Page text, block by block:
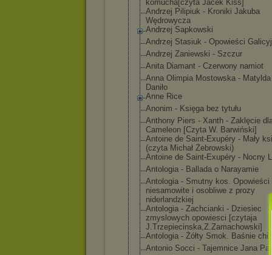
komucha[czyta Jacek Kiss]
Andrzej Pilipiuk - Kroniki Jakuba
Wędrowycza
Andrzej Sapkowski
Andrzej Stasiuk - Opowieści
Andrzej Zaniewski - Szczur
Anita Diamant - Czerwony namiot
Anna Olimpia Mostowska - Matylda
Daniło
Anne Rice
Anonim - Księga bez tytułu
Anthony Piers - Xanth - Zaklęcie
Cameleon [Czyta W. Barwiński]
Antoine de Saint-Exupéry - Mały
(czyta Michał Żebrowski)
Antoine de Saint-Exupéry - Nocny
Antologia - Ballada o Narayamie
Antologia - Smutny kos. Opowieści
niesamowite i osobliwe z prozy
niderlandzkiej
Antologia - Zachcianki - Dziesiec
zmyslowych opowiesci [czytaja
J.Trzepiecinska,Z.Zamachowski]
Antologia - Żółty Smok. Baśnie
Antonio Socci - Tajemnice Jana